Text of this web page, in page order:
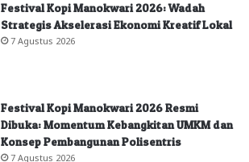
Festival Kopi Manokwari 2026: Wadah
Strategis Akselerasi Ekonomi Kreatif Lokal
7 Agustus 2026
Festival Kopi Manokwari 2026 Resmi
Dibuka: Momentum Kebangkitan UMKM dan
Konsep Pembangunan Polisentris
7 Agustus 2026